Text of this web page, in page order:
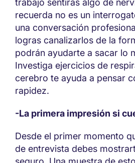
trabajo sentirás algo de
recuerda no es un
una conversación
logras canalizarlos de la
podrán ayudarte a sacar lo
Investiga ejercicios de
cerebro te ayuda a pensar
rapidez.
-La primera impresión si
Desde el primer momento
de entrevista debes